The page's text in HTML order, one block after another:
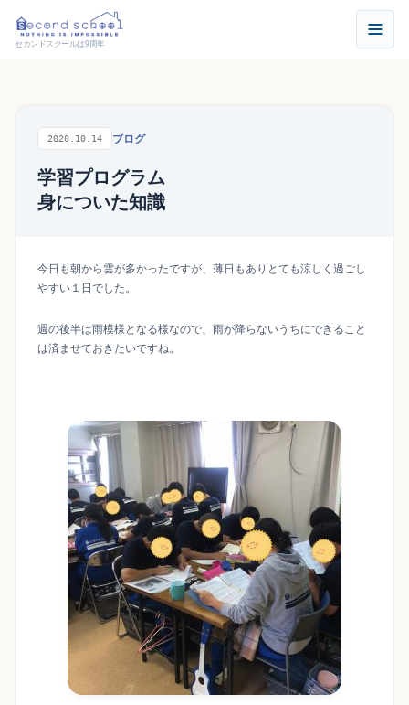
セカンドスクールは9周年
2020.10.14 ブログ
学習プログラム
身についた知識
今日も朝から雲が多かったですが、薄日もありとても涼しく過ごし
やすい１日でした。
週の後半は雨模様となる様なので、雨が降らないうちにできること
は済ませておきたいですね。